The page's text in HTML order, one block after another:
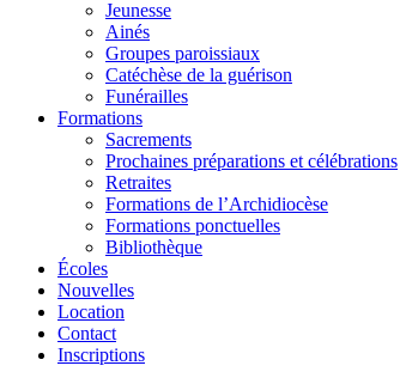
Jeunesse
Ainés
Groupes paroissiaux
Catéchèse de la guérison
Funérailles
Formations
Sacrements
Prochaines préparations et célébrations
Retraites
Formations de l’Archidiocèse
Formations ponctuelles
Bibliothèque
Écoles
Nouvelles
Location
Contact
Inscriptions